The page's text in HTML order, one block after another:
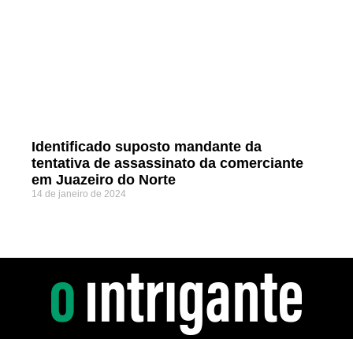
Identificado suposto mandante da
tentativa de assassinato da comerciante
em Juazeiro do Norte
14 de janeiro de 2024